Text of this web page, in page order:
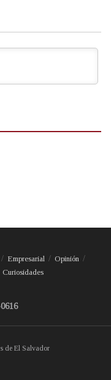
Empresarial
Opinión
Curiosidades
de El Salvador